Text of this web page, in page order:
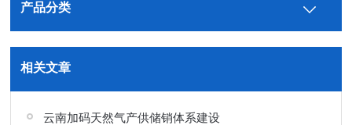
产品分类
相关文章
云南加码天然气产供储销体系建设